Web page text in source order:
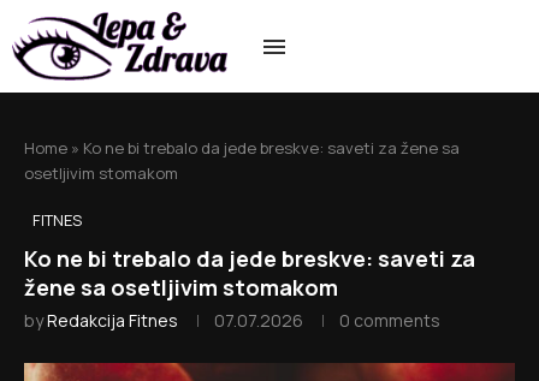
Home » Ko ne bi trebalo da jede breskve: saveti za žene sa
osetljivim stomakom
FITNES
Ko ne bi trebalo da jede breskve: saveti za
žene sa osetljivim stomakom
byRedakcija Fitnes 07.07.2026 0 comments